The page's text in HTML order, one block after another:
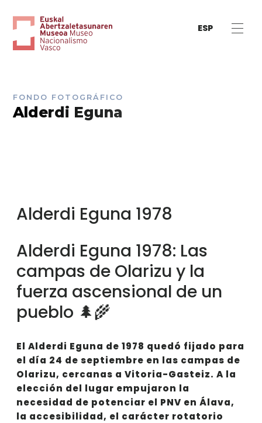
ESP
FONDO FOTOGRÁFICO
Alderdi Eguna
Alderdi Eguna 1978
Alderdi Eguna 1978: Las
campas de Olarizu y la
fuerza ascensional de un
pueblo 🌲🌾
El Alderdi Eguna de 1978 quedó fijado para
el día 24 de septiembre en las campas de
Olarizu, cercanas a Vitoria-Gasteiz. A la
elección del lugar empujaron la
necesidad de potenciar el PNV en Álava,
la accesibilidad, el carácter rotatorio